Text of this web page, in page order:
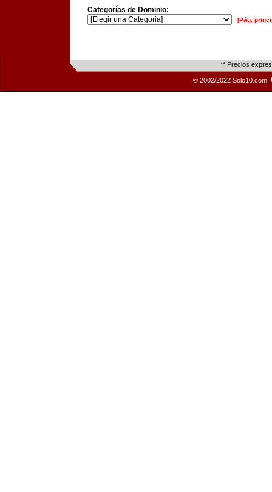
Categorías de Dominio:
[Pág.
** Precios
© 2002/2022 Solo10.com